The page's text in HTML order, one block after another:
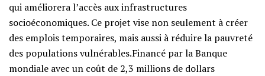
qui améliorera l’accès aux infrastructures
socioéconomiques. Ce projet vise non seulement à créer
des emplois temporaires, mais aussi à réduire la pauvreté
des populations vulnérables.Financé par la Banque
mondiale avec un coût de 2,3 millions de dollars